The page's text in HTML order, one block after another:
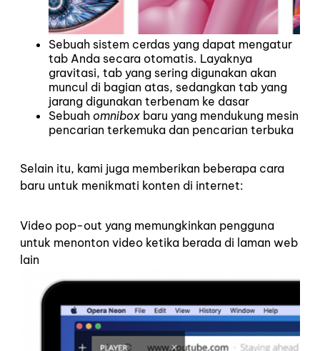
Sebuah sistem cerdas yang dapat mengatur
tab Anda secara otomatis. Layaknya
gravitasi, tab yang sering digunakan akan
muncul di bagian atas, sedangkan tab yang
jarang digunakan terbenam ke dasar
Sebuah omnibox baru yang mendukung mesin
pencarian terkemuka dan pencarian terbuka
Selain itu, kami juga memberikan beberapa cara
baru untuk menikmati konten di internet:
Video pop-out yang memungkinkan pengguna
untuk menonton video ketika berada di laman web
lain